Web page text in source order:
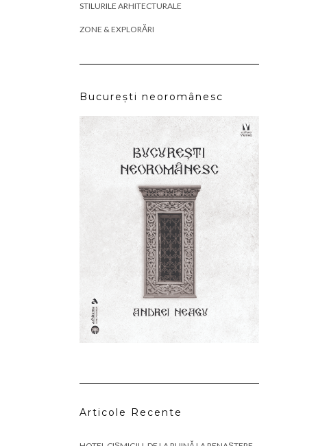
STILURILE ARHITECTURALE
ZONE & EXPLORĂRI
București neoromânesc
Articole Recente